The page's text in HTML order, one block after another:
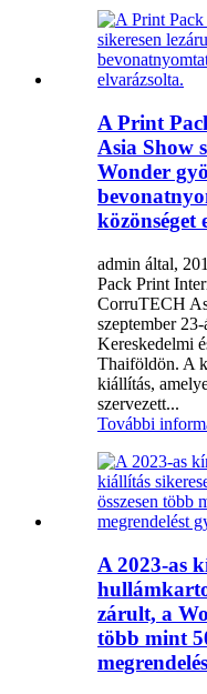
A Print
Asia Show
Wonder
közönséget
admin által,
Pack Print
CorruTECH
szeptember
Kereskedelmi
Thaiföldön. A
kiállítás,
szervezett...
További
A 2023-as
zárult, a
több mint